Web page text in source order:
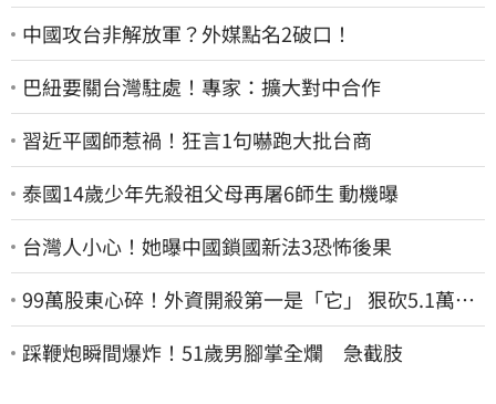
中國攻台非解放軍？外媒點名2破口！
巴紐要關台灣駐處！專家：擴大對中合作
習近平國師惹禍！狂言1句嚇跑大批台商
泰國14歲少年先殺祖父母再屠6師生 動機曝
台灣人小心！她曝中國鎖國新法3恐怖後果
99萬股東心碎！外資開殺第一是「它」 狠砍5.1萬張
股價重挫近5%
踩鞭炮瞬間爆炸！51歲男腳掌全爛 急截肢